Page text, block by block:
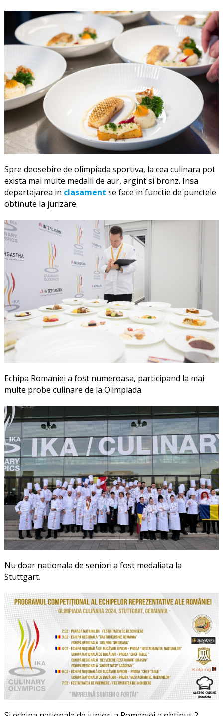
Spre deosebire de olimpiada sportiva, la cea culinara pot
exista mai multe medalii de aur, argint si bronz. Insa
departajarea in clasament se face in functie de punctele
obtinute la jurizare.
Echipa Romaniei a fost numeroasa, participand la mai
multe probe culinare de la Olimpiada.
Nu doar nationala de seniori a fost medaliata la
Stuttgart.